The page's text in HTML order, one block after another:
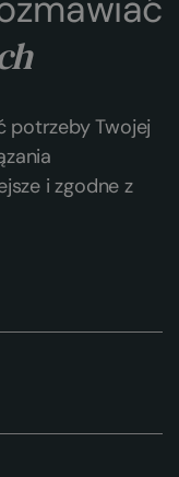
potrzeby Twojej
i zgodne z